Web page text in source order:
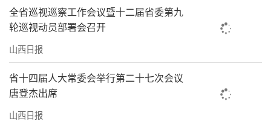
运用融资租赁等金融工具，更大范围、更大力
度地助力企业，特别是中小微企业的设备更
新。”
消费作为经济增长的重要引擎，是畅通国
内大循环的关键环节，也是人民美好生活需要
的直接体现。推动消费品以旧换新，既是增强
全省巡视巡察工作会议暨十二届省委第九
轮巡视动员部署会召开
山西日报
省十四届人大常委会举行第二十七次会议
唐登杰出席
山西日报